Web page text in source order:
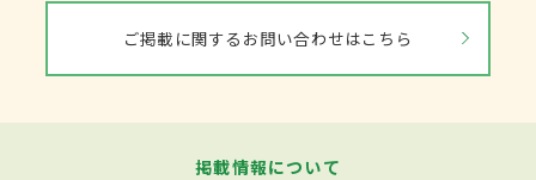
ご掲載に関するお問い合わせはこちら
掲載情報について